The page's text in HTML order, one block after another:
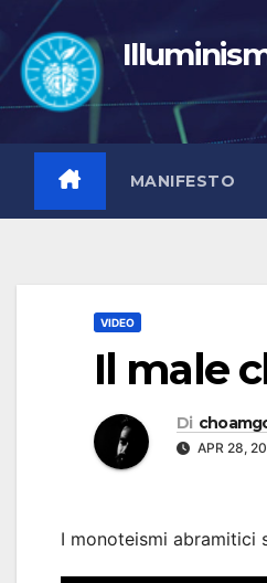
contenuto
MANIFESTO
VIDEO
Il male
Di
APR 28,
I monoteismi abramitici